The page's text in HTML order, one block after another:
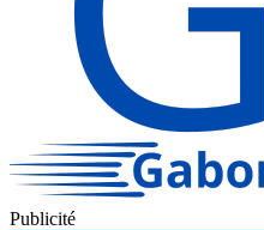
Publicité